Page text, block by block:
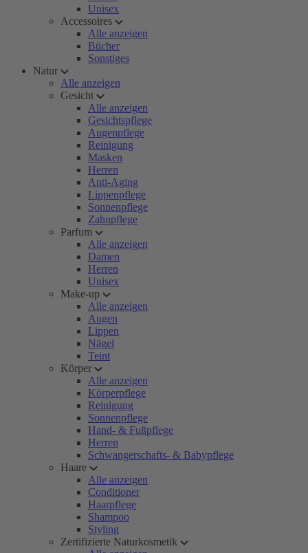
Unisex
Accessoires
Alle anzeigen
Bücher
Sonstiges
Natur
Alle anzeigen
Gesicht
Alle anzeigen
Gesichtspflege
Augenpflege
Reinigung
Masken
Herren
Anti-Aging
Lippenpflege
Sonnenpflege
Zahnpflege
Parfum
Alle anzeigen
Damen
Herren
Unisex
Make-up
Alle anzeigen
Augen
Lippen
Nägel
Teint
Körper
Alle anzeigen
Körperpflege
Reinigung
Sonnenpflege
Hand- & Fußpflege
Herren
Schwangerschafts- & Babypflege
Haare
Alle anzeigen
Conditioner
Haarpflege
Shampoo
Styling
Zertifizierte Naturkosmetik